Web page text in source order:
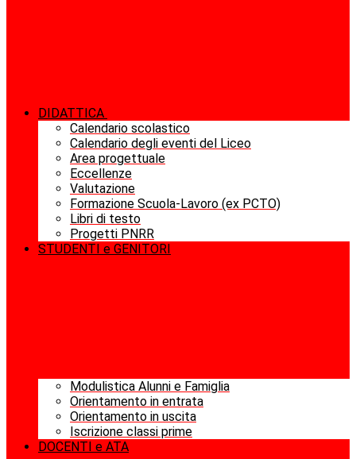
DIDATTICA
Calendario scolastico
Calendario degli eventi del Liceo
Area progettuale
Eccellenze
Valutazione
Formazione Scuola-Lavoro (ex PCTO)
Libri di testo
Progetti PNRR
STUDENTI e GENITORI
Modulistica Alunni e Famiglia
Orientamento in entrata
Orientamento in uscita
Iscrizione classi prime
DOCENTI e ATA